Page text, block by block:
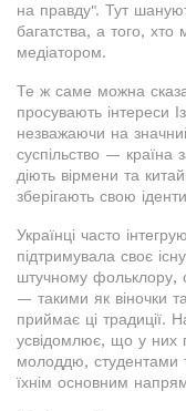
на правду". Тут
багатства, а того,
медіатором.
Те ж саме можна
просувають інтереси
незважаючи на
суспільство — країна
діють вірмени та
зберігають свою
Українці часто
підтримувала своє
штучному фольклору,
— такими як віночки
приймає ці традиції.
усвідомлює, що у них
молоддю, студентами
їхнім основним